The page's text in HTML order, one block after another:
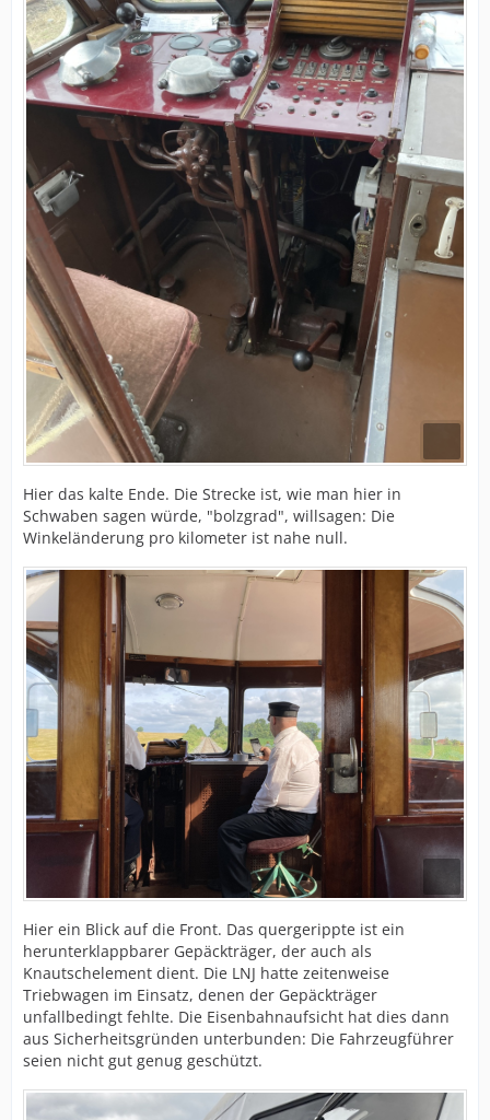
Hier das kalte Ende. Die Strecke ist, wie man hier in
Schwaben sagen würde, "bolzgrad", willsagen: Die
Winkeländerung pro kilometer ist nahe null.
Hier ein Blick auf die Front. Das quergerippte ist ein
herunterklappbarer Gepäckträger, der auch als
Knautschelement dient. Die LNJ hatte zeitenweise
Triebwagen im Einsatz, denen der Gepäckträger
unfallbedingt fehlte. Die Eisenbahnaufsicht hat dies dann
aus Sicherheitsgründen unterbunden: Die Fahrzeugführer
seien nicht gut genug geschützt.